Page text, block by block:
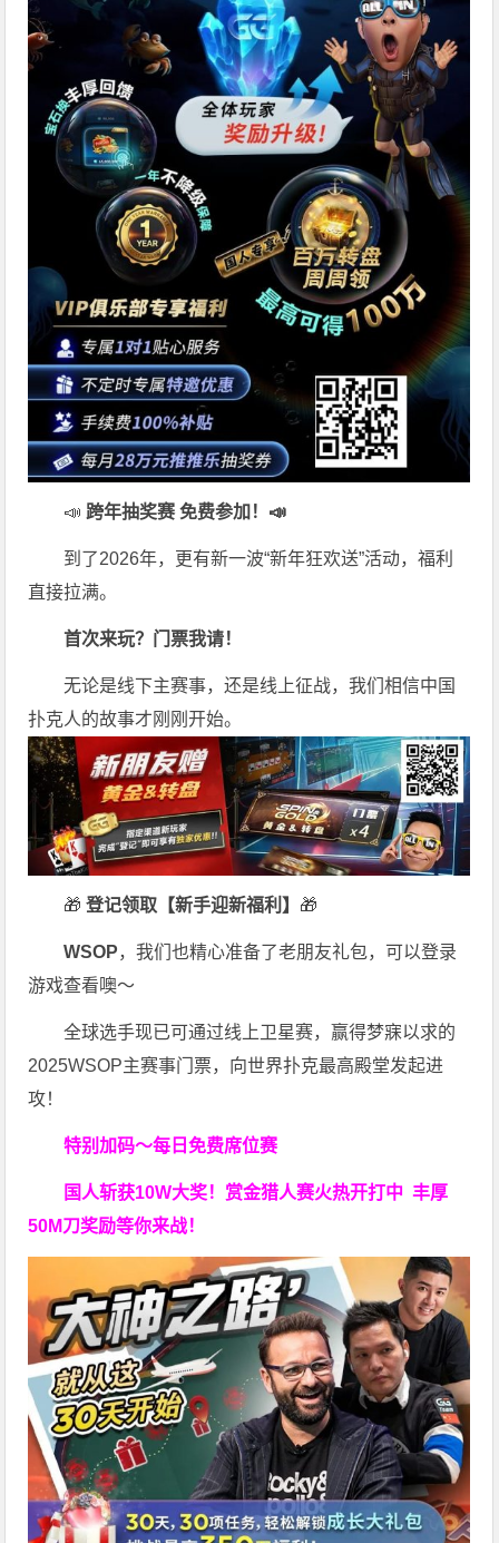
📣 跨年抽奖赛 免费参加 ！📣
到了2026年，更有新一波“新年狂欢送”活动，福利
直接拉满。
首次来玩？门票我请！
无论是线下主赛事，还是线上征战，我们相信中国
扑克人的故事才刚刚开始。
🎁 登记领取【新手迎新福利】 🎁
WSOP，我们也精心准备了老朋友礼包，可以登录
游戏查看噢～
全球选手现已可通过线上卫星赛，赢得梦寐以求的
2025WSOP主赛事门票，向世界扑克最高殿堂发起进
攻！
特别加码～每日免费席位赛
国人斩获10W大奖！ 赏金猎人赛火热开打中 丰厚
50M刀奖励等你来战！